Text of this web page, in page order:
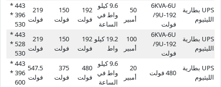
UPS بطارية
الليثيوم
6KVA-6U
/9U-192
فولت
50
أمبير
9.6 كيلو
واط في
الساعة
192
فولت
150
فولت
219
فولت
443 *
396 *
530
UPS بطارية
الليثيوم
6KVA-6U
/9U-192
فولت
100
أمبير
19.2 كيلو
واط
192
فولت
150
فولت
219
فولت
443 *
528 *
530
UPS بطارية
الليثيوم
480 فولت
20
أمبير
9.6 كيلو
واط في
الساعة
480
فولت
375
فولت
547.5
فولت
443 *
396 *
600